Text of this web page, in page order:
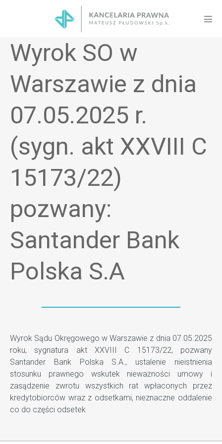
Wyrok SO w
Warszawie z dnia
07.05.2025 r.
(sygn. akt XXVIII C
15173/22)
pozwany:
Santander Bank
Polska S.A
Wyrok Sądu Okręgowego w Warszawie z dnia 07.05.2025
roku, sygnatura akt XXVIII C 15173/22, pozwany
Santander Bank Polska S.A., ustalenie nieistnienia
stosunku prawnego wskutek nieważności umowy i
zasądzenie zwrotu wszystkich rat wpłaconych przez
kredytobiorców wraz z odsetkami, nieznaczne oddalenie
co do części odsetek